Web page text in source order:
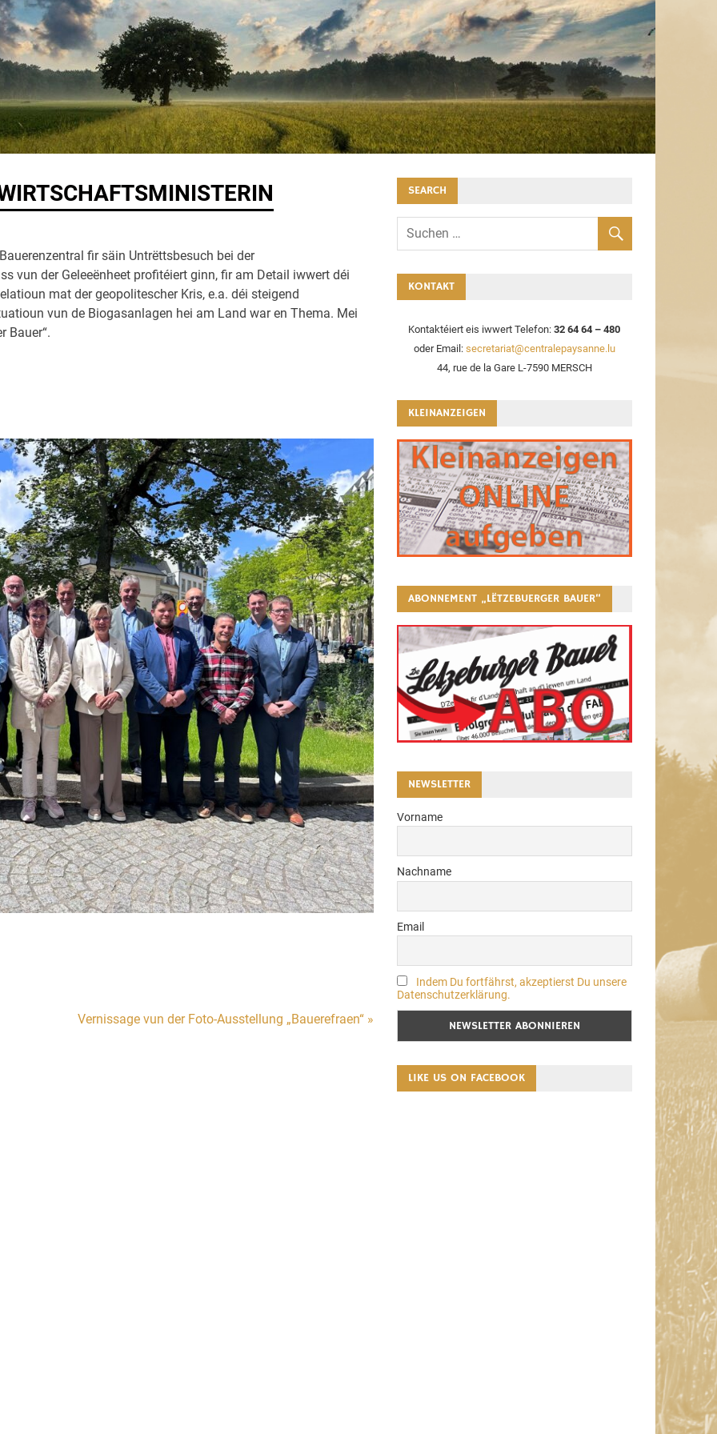
fir säin Untrëttsbesuch bei der
vun der Geleeënheet profitéiert ginn, fir am Detail iwwert déi
mat der geopolitescher Kris, e.a. déi steigend
vun de Biogasanlagen hei am Land war en Thema. Mei
Bauer“.
Vernissage vun der Foto-Ausstellung „Bauerefraen“ »
SEARCH
KONTAKT
Kontaktéiert eis iwwert Telefon:32 64 64 – 480
oder Email: secretariat@centralepaysanne.lu
44, rue de la Gare L-7590 MERSCH
KLEINANZEIGEN
ABONNEMENT „LËTZEBUERGER BAUER“
NEWSLETTER
Vorname
Nachname
Email
Indem Du fortfährst, akzeptierst Du unsere
Datenschutzerklärung.
LIKE US ON FACEBOOK